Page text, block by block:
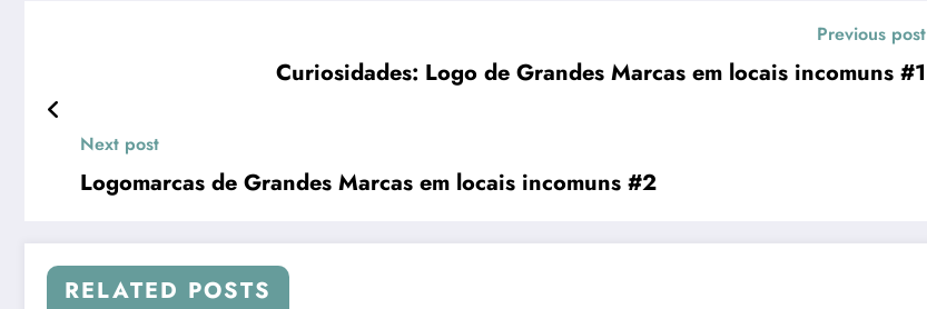
Previous post
Curiosidades: Logo de Grandes Marcas em locais incomuns #1
Next post
Logomarcas de Grandes Marcas em locais incomuns #2
RELATED POSTS